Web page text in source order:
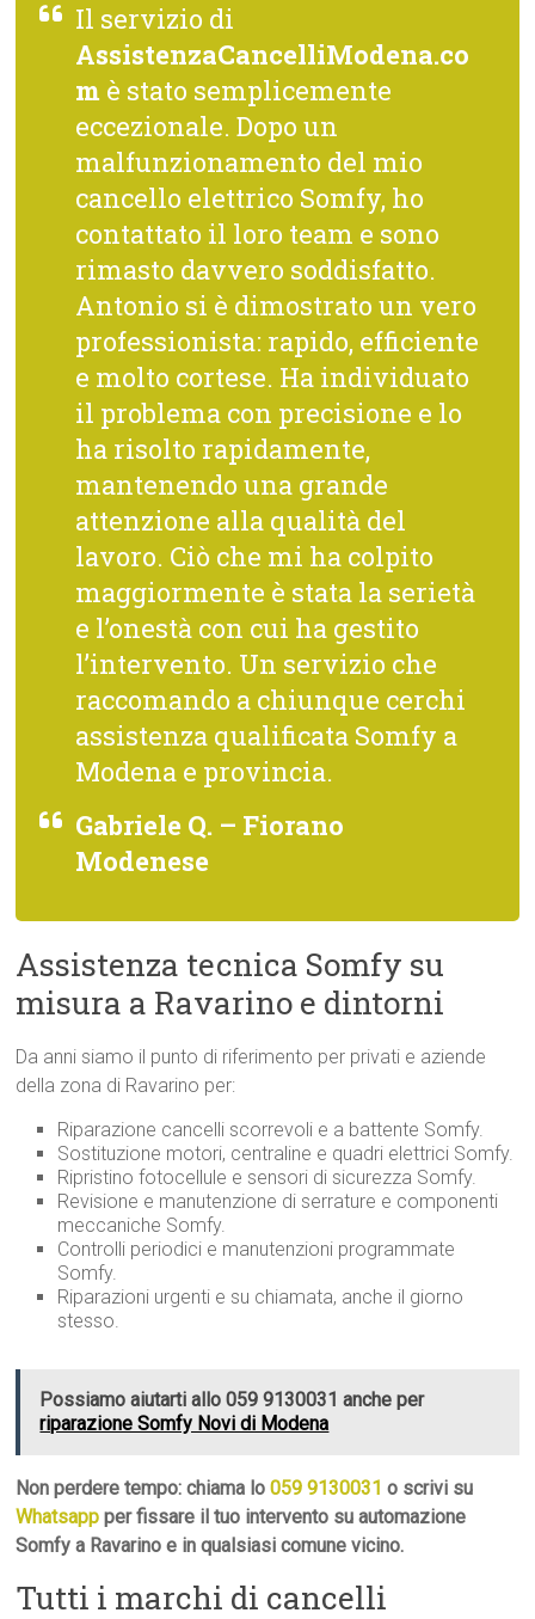
Il servizio di
AssistenzaCancelliModena.co
m è stato semplicemente
eccezionale. Dopo un
malfunzionamento del mio
cancello elettrico Somfy, ho
contattato il loro team e sono
rimasto davvero soddisfatto.
Antonio si è dimostrato un vero
professionista: rapido, efficiente
e molto cortese. Ha individuato
il problema con precisione e lo
ha risolto rapidamente,
mantenendo una grande
attenzione alla qualità del
lavoro. Ciò che mi ha colpito
maggiormente è stata la serietà
e l’onestà con cui ha gestito
l’intervento. Un servizio che
raccomando a chiunque cerchi
assistenza qualificata Somfy a
Modena e provincia.
Gabriele Q. – Fiorano
Modenese
Assistenza tecnica Somfy su
misura a Ravarino e dintorni
Da anni siamo il punto di riferimento per privati e aziende
della zona di Ravarino per:
Riparazione cancelli scorrevoli e a battente Somfy.
Sostituzione motori, centraline e quadri elettrici Somfy.
Ripristino fotocellule e sensori di sicurezza Somfy.
Revisione e manutenzione di serrature e componenti
meccaniche Somfy.
Controlli periodici e manutenzioni programmate
Somfy.
Riparazioni urgenti e su chiamata, anche il giorno
stesso.
Possiamo aiutarti allo 059 9130031 anche per
riparazione Somfy Novi di Modena
Non perdere tempo: chiama lo059 9130031 o scrivi su
Whatsapp per fissare il tuo intervento su automazione
Somfy a Ravarino e in qualsiasi comune vicino.
Tutti i marchi di cancelli